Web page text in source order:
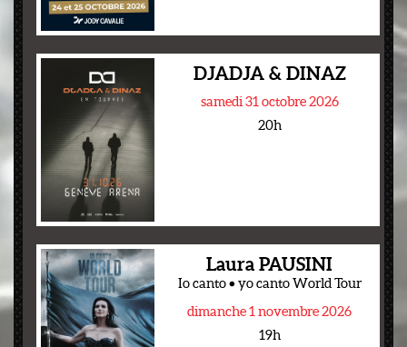
DJADJA & DINAZ
samedi 31 octobre 2026
20h
Laura PAUSINI
Io canto • yo canto World Tour
dimanche 1 novembre 2026
19h